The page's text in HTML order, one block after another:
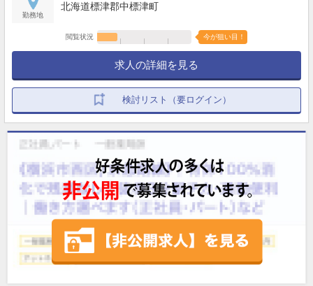
勤務地
北海道標津郡中標津町
閲覧状況 今が狙い目！
求人の詳細を見る
検討リスト（要ログイン）